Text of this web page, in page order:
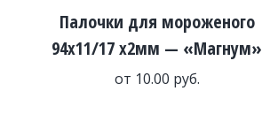
Палочки для мороженого
94х11/17 х2мм — «Магнум»
от 10.00 руб.